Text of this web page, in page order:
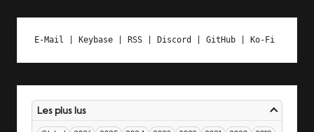
E-Mail Keybase | RSS | Discord GitHub | Ko-Fi
Les plus lus